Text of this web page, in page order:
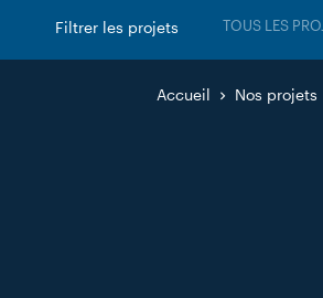
Filtrer les projets
Accueil Nos projets